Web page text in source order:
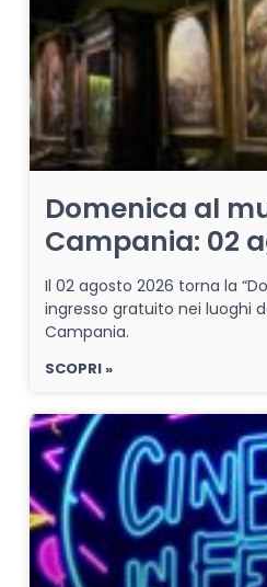
Domenica al
Campania: 02
Il 02 agosto 2026 torna la
ingresso gratuito nei luoghi
Campania.
SCOPRI »